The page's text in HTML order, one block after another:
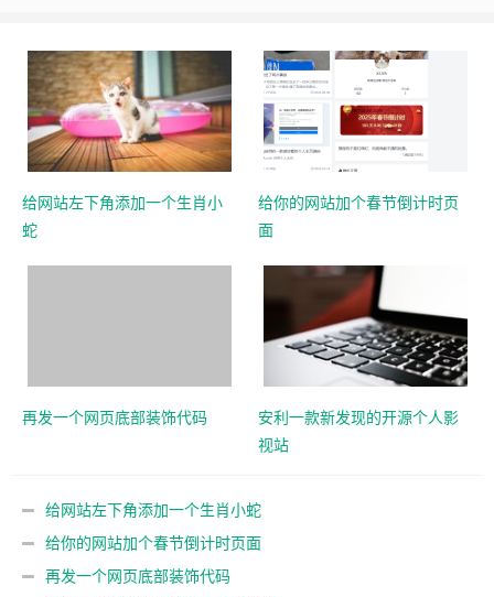
给网站左下角添加一个生肖小
蛇
给你的网站加个春节倒计时页
面
再发一个网页底部装饰代码
安利一款新发现的开源个人影
视站
给网站左下角添加一个生肖小蛇
给你的网站加个春节倒计时页面
再发一个网页底部装饰代码